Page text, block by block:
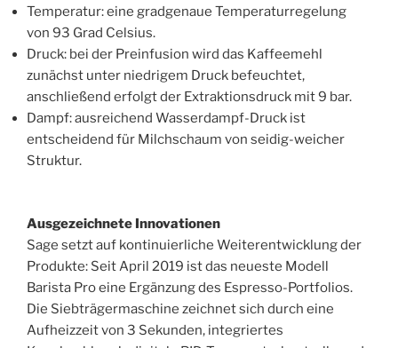
Temperatur: eine gradgenaue Temperaturregelung
von 93 Grad Celsius.
Druck: bei der Preinfusion wird das Kaffeemehl
zunächst unter niedrigem Druck befeuchtet,
anschließend erfolgt der Extraktionsdruck mit 9 bar.
Dampf: ausreichend Wasserdampf-Druck ist
entscheidend für Milchschaum von seidig-weicher
Struktur.
Ausgezeichnete Innovationen
Sage setzt auf kontinuierliche Weiterentwicklung der
Produkte: Seit April 2019 ist das neueste Modell
Barista Pro eine Ergänzung des Espresso-Portfolios.
Die Siebträgermaschine zeichnet sich durch eine
Aufheizzeit von 3 Sekunden, integriertes